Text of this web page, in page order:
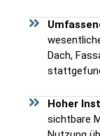
Dach,
Hoher
sichtbare